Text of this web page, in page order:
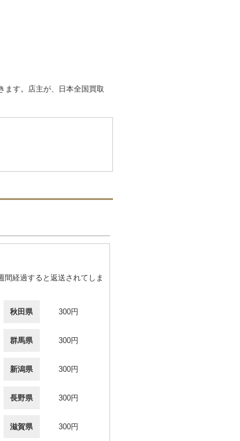
ます。店主が、日本全国買取
経過すると返送されてしま
秋田県 300円
群馬県 300円
新潟県 300円
長野県 300円
滋賀県 300円